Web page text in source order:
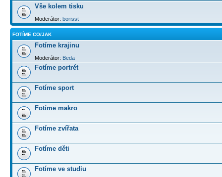
Vše kolem tisku
Moderátor: borisst
FOTÍME CO/JAK
Fotíme krajinu
Moderátor: Beda
Fotíme portrét
Fotíme sport
Fotíme makro
Fotíme zvířata
Fotíme děti
Fotíme ve studiu